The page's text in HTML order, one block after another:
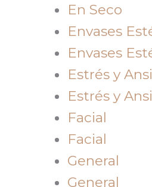
En Seco
Envases
Envases
Estrés y
Estrés y
Facial
Facial
General
General